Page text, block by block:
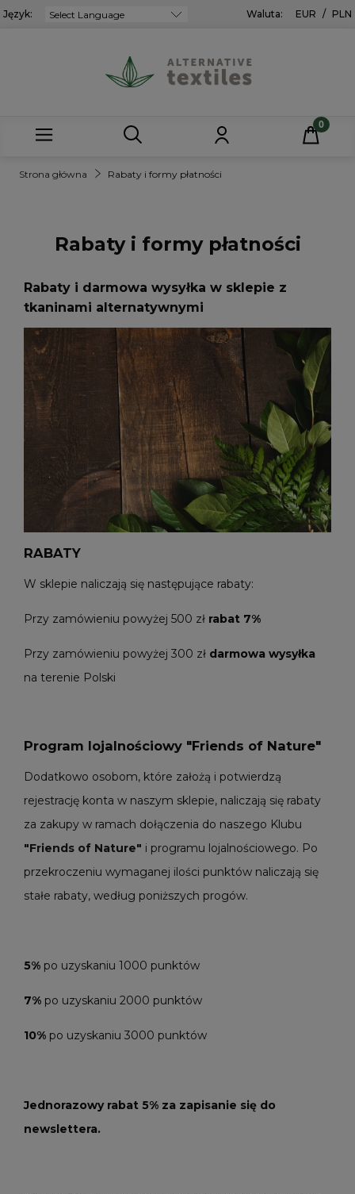
Język: Waluta: EUR / PLN
Strona główna Rabaty i formy płatności
Rabaty i formy płatności
Rabaty i darmowa wysyłka w sklepie z
tkaninami alternatywnymi
RABATY
W sklepie naliczają się następujące rabaty:
Przy zamówieniu powyżej 500 zł rabat 7%
Przy zamówieniu powyżej 300 zł darmowa wysyłka
na terenie Polski
Program lojalnościowy "Friends of Nature"
Dodatkowo osobom, które założą i potwierdzą
rejestrację konta w naszym sklepie, naliczają się rabaty
za zakupy w ramach dołączenia do naszego Klubu
"Friends of Nature" i programu lojalnościowego. Po
przekroczeniu wymaganej ilości punktów naliczają się
stałe rabaty, według poniższych progów.
5% po uzyskaniu 1000 punktów
7% po uzyskaniu 2000 punktów
10% po uzyskaniu 3000 punktów
Jednorazowy rabat 5% za zapisanie się do
newslettera.